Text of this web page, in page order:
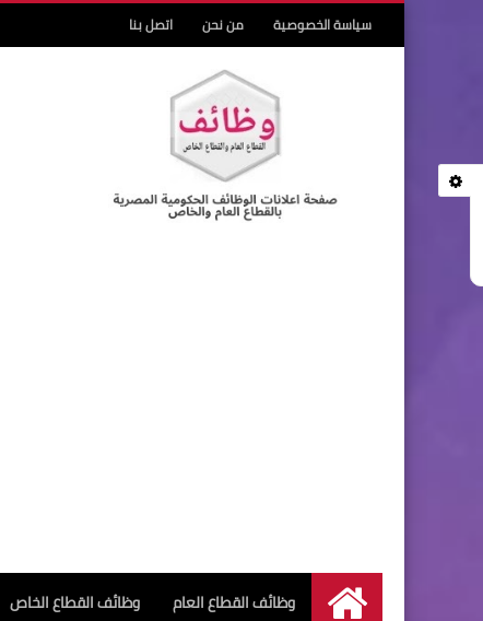
سياسة الخصوصية من نحن اتصل بنا
الرئيسية
وظائف القطاع العام وظائف القطاع الخاص